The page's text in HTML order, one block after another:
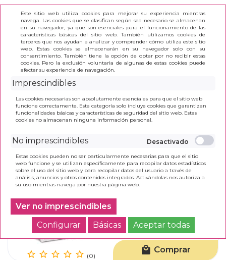
Este sitio web utiliza cookies para mejorar su experiencia mientras
navega. Las cookies que se clasifican según sea necesario se almacenan
en su navegador, ya que son esenciales para el funcionamiento de las
características básicas del sitio web. También utilizamos cookies de
terceros que nos ayudan a analizar y comprender cómo utiliza este sitio
web. Estas cookies se almacenarán en su navegador solo con su
consentimiento. También tiene la opción de optar por no recibir estas
cookies. Pero la exclusión voluntaria de algunas de estas cookies puede
afectar su experiencia de navegación.
Imprescindibles
Las cookies necesarias son absolutamente esenciales para que el sitio web
funcione correctamente. Esta categoría solo incluye cookies que garantizan
funcionalidades básicas y características de seguridad del sitio web. Estas
cookies no almacenan ninguna información personal.
No imprescindibles
Estas cookies pueden no ser particularmente necesarias para que el sitio
web funcione y se utilizan específicamente para recopilar datos estadísticos
sobre el uso del sitio web y para recopilar datos del usuario a través de
análisis, anuncios y otros contenidos integrados. Activándolas nos autoriza a
su uso mientras navega por nuestra página web.
Ver no imprescindibles
Configurar
Básicas Aceptar todas
(2)
INICIO > PAPELERÍA >
(0)
PAPEL NAVIGATOR A4
80GR 500H UNIVERSAL
5,90€ PVP
4,88 € Sin IVA
Comprar